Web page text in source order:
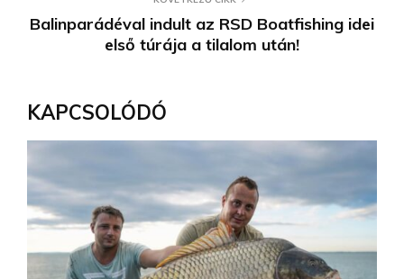
Balinparádéval indult az RSD Boatfishing idei
első túrája a tilalom után!
KAPCSOLÓDÓ